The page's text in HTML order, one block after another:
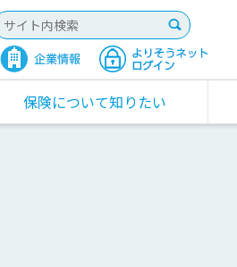
保険について知りたい